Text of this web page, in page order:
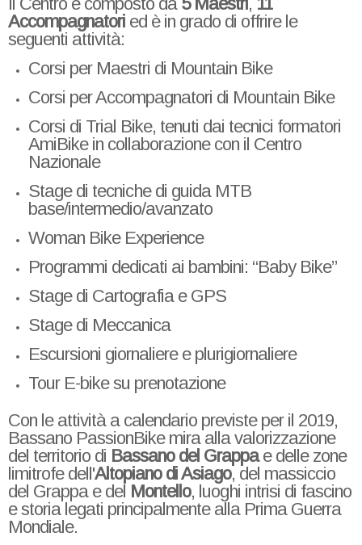
Accompagnatori ed è in grado di offrire le
seguenti attività:
Corsi per Maestri di Mountain Bike
Corsi per Accompagnatori di Mountain Bike
Corsi di Trial Bike, tenuti dai tecnici formatori
AmiBike in collaborazione con il Centro
Nazionale
Stage di tecniche di guida MTB
base/intermedio/avanzato
Woman Bike Experience
Programmi dedicati ai bambini: “Baby Bike”
Stage di Cartografia e GPS
Stage di Meccanica
Escursioni giornaliere e plurigiornaliere
Tour E-bike su prenotazione
Con le attività a calendario previste per il 2019,
Bassano PassionBike mira alla valorizzazione
del territorio di Bassano del Grappae delle zone
limitrofe dell'Altopiano di Asiago, del massiccio
del Grappa e del Montello, luoghi intrisi di fascino
e storia legati principalmente alla Prima Guerra
Mondiale.